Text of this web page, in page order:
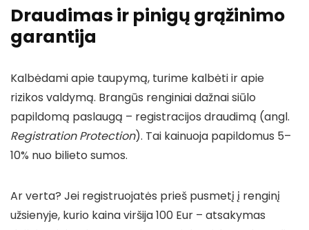
Draudimas ir pinigų grąžinimo
garantija
Kalbėdami apie taupymą, turime kalbėti ir apie
rizikos valdymą. Brangūs renginiai dažnai siūlo
papildomą paslaugą – registracijos draudimą (angl.
Registration Protection). Tai kainuoja papildomus 5–
10% nuo bilieto sumos.
Ar verta? Jei registruojatės prieš pusmetį į renginį
užsienyje, kurio kaina viršija 100 Eur – atsakymas